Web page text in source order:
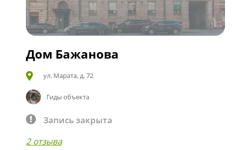
Дом Бажанова
ул. Марата, д. 72
Гиды объекта
Запись закрыта
2 отзыва